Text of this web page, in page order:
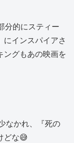
分的にスティー
インスパイアさ
ングもあの映画を
なかれ、『死の
どな😅